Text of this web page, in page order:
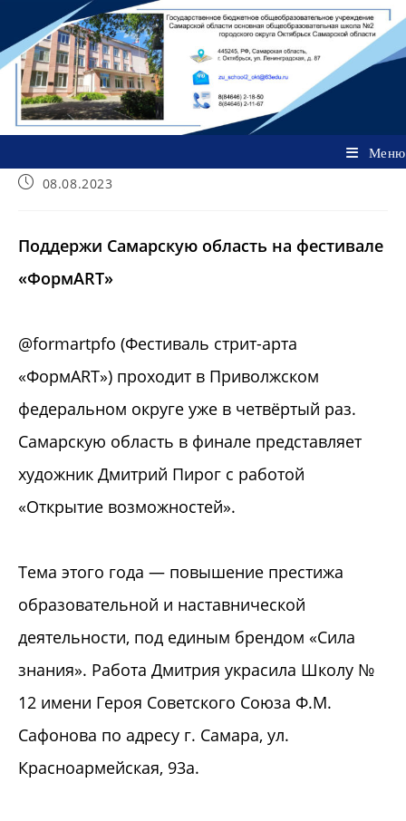
содержимому
Меню
Запись08.08.2023
Поддержи Самарскую область на фестивале
«ФормART»
@formartpfo (Фестиваль стрит-арта
«ФормART») проходит в Приволжском
федеральном округе уже в четвёртый раз.
Самарскую область в финале представляет
художник Дмитрий Пирог с работой
«Открытие возможностей».
Тема этого года — повышение престижа
образовательной и наставнической
деятельности, под единым брендом «Сила
знания». Работа Дмитрия украсила Школу №
12 имени Героя Советского Союза Ф.М.
Сафонова по адресу г. Самара, ул.
Красноармейская, 93а.